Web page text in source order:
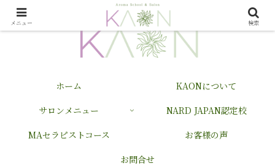
ホーム
KAONについて
サロンメニュー
NARD JAPAN認定校
MAセラピストコース
お客様の声
お問合せ
メニュー 検索